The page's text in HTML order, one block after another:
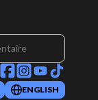
ENGLISH